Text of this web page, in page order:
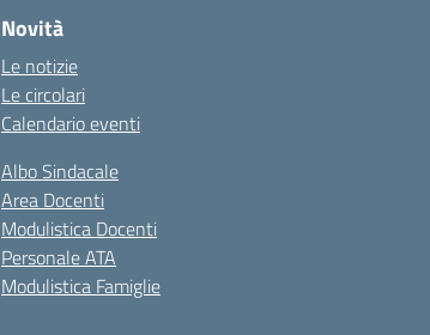
Novità
Le notizie
Le circolari
Calendario eventi
Albo Sindacale
Area Docenti
Modulistica Docenti
Personale ATA
Modulistica Famiglie